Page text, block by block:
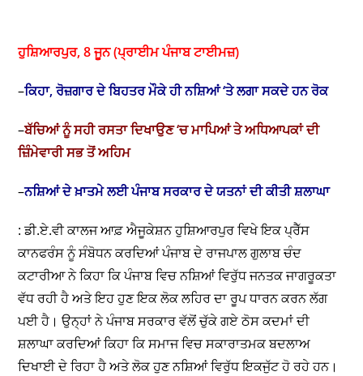
ਹੁਸ਼ਿਆਰਪੁਰ, 8 ਜੂਨ (ਪ੍ਰਾਈਮ ਪੰਜਾਬ ਟਾਈਮਜ਼)
–ਕਿਹਾ, ਰੋਜ਼ਗਾਰ ਦੇ ਬਿਹਤਰ ਮੌਕੇ ਹੀ ਨਸ਼ਿਆਂ ‘ਤੇ ਲਗਾ ਸਕਦੇ ਹਨ ਰੋਕ
–ਬੱਚਿਆਂ ਨੂੰ ਸਹੀ ਰਸਤਾ ਦਿਖਾਉਣ ‘ਚ ਮਾਪਿਆਂ ਤੇ ਅਧਿਆਪਕਾਂ ਦੀ
ਜ਼ਿੰਮੇਵਾਰੀ ਸਭ ਤੋਂ ਅਹਿਮ
–ਨਸ਼ਿਆਂ ਦੇ ਖ਼ਾਤਮੇ ਲਈ ਪੰਜਾਬ ਸਰਕਾਰ ਦੇ ਯਤਨਾਂ ਦੀ ਕੀਤੀ ਸ਼ਲਾਘਾ
: ਡੀ.ਏ.ਵੀ ਕਾਲਜ ਆਫ਼ ਐਜੂਕੇਸ਼ਨ ਹੁਸ਼ਿਆਰਪੁਰ ਵਿਖੇ ਇਕ ਪ੍ਰੈੱਸ
ਕਾਨਫਰੰਸ ਨੂੰ ਸੰਬੋਧਨ ਕਰਦਿਆਂ ਪੰਜਾਬ ਦੇ ਰਾਜਪਾਲ ਗੁਲਾਬ ਚੰਦ
ਕਟਾਰੀਆ ਨੇ ਕਿਹਾ ਕਿ ਪੰਜਾਬ ਵਿਚ ਨਸ਼ਿਆਂ ਵਿਰੁੱਧ ਜਨਤਕ ਜਾਗਰੂਕਤਾ
ਵੱਧ ਰਹੀ ਹੈ ਅਤੇ ਇਹ ਹੁਣ ਇਕ ਲੋਕ ਲਹਿਰ ਦਾ ਰੂਪ ਧਾਰਨ ਕਰਨ ਲੱਗ
ਪਈ ਹੈ। ਉਨ੍ਹਾਂ ਨੇ ਪੰਜਾਬ ਸਰਕਾਰ ਵੱਲੋਂ ਚੁੱਕੇ ਗਏ ਠੋਸ ਕਦਮਾਂ ਦੀ
ਸ਼ਲਾਘਾ ਕਰਦਿਆਂ ਕਿਹਾ ਕਿ ਸਮਾਜ ਵਿਚ ਸਕਾਰਾਤਮਕ ਬਦਲਾਅ
ਦਿਖਾਈ ਦੇ ਰਿਹਾ ਹੈ ਅਤੇ ਲੋਕ ਹੁਣ ਨਸ਼ਿਆਂ ਵਿਰੁੱਧ ਇਕਜੁੱਟ ਹੋ ਰਹੇ ਹਨ।